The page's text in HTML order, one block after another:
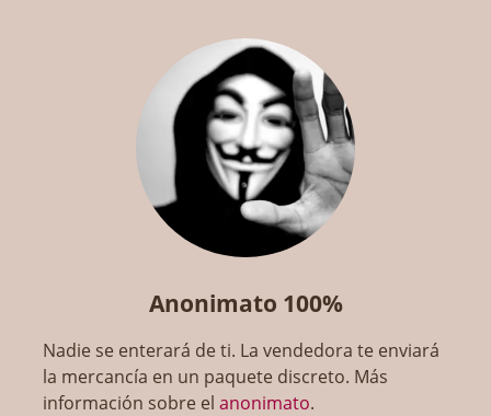
Anonimato 100%
Nadie se enterará de ti. La vendedora te enviará
la mercancía en un paquete discreto. Más
información sobre elanonimato.